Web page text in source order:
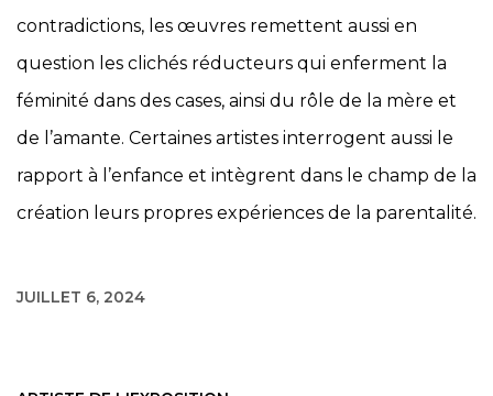
contradictions, les œuvres remettent aussi en
question les clichés réducteurs qui enferment la
féminité dans des cases, ainsi du rôle de la mère et
de l’amante. Certaines artistes interrogent aussi le
rapport à l’enfance et intègrent dans le champ de la
création leurs propres expériences de la parentalité.
JUILLET 6, 2024